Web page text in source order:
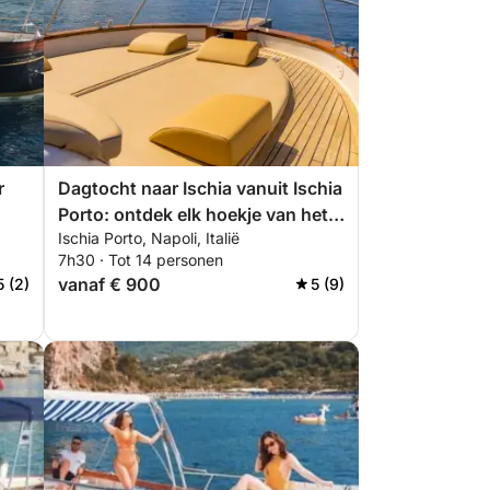
(2)
Dagtocht naar Ischia vanuit Ischia
Porto: ontdek elk hoekje van het
eiland
Ischia Porto, Napoli, Italië
7h30 · Tot 14 personen
vanaf € 900 5 (9)